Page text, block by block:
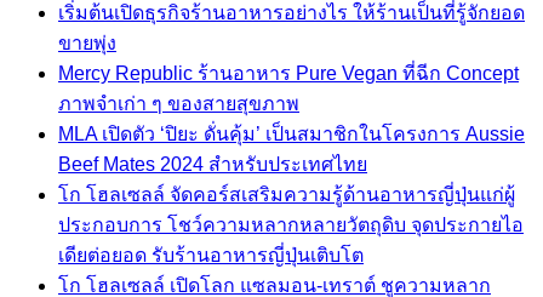
เริ่มต้นเปิดธุรกิจร้านอาหารอย่างไร ให้ร้านเป็นที่รู้จักยอด
ขายพุ่ง
Mercy Republic ร้านอาหาร Pure Vegan ที่ฉีก Concept
ภาพจำเก่า ๆ ของสายสุขภาพ
MLA เปิดตัว ‘ปิยะ ดั่นคุ้ม’ เป็นสมาชิกในโครงการ Aussie
Beef Mates 2024 สำหรับประเทศไทย
โก โฮลเซลล์ จัดคอร์สเสริมความรู้ด้านอาหารญี่ปุ่นแก่ผู้
ประกอบการ โชว์ความหลากหลายวัตถุดิบ จุดประกายไอ
เดียต่อยอด รับร้านอาหารญี่ปุ่นเติบโต
โก โฮลเซลล์ เปิดโลก แซลมอน-เทราต์ ชูความหลาก